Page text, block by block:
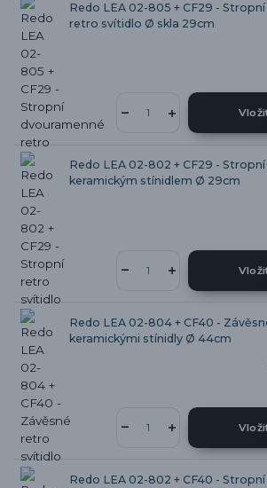
Redo LEA 02-805 + CF29 -
retro svítidlo Ø skla 29cm
Redo LEA 02-802 + CF29 -
keramickým stínidlem Ø 29cm
Redo LEA 02-804 + CF40 -
keramickými stínidly Ø 44cm
Redo LEA 02-802 + CF40 -